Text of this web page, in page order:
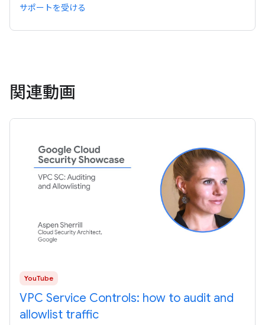
サポートを受ける
関連動画
YouTube
VPC Service Controls: how to audit and
allowlist traffic